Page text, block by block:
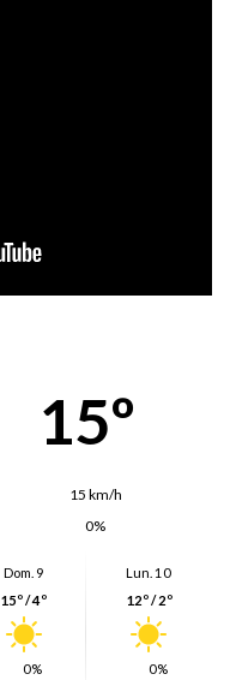
15º
15 km/h
0%
Dom. 9
15º / 4º
0%
Lun. 10
12º / 2º
0%